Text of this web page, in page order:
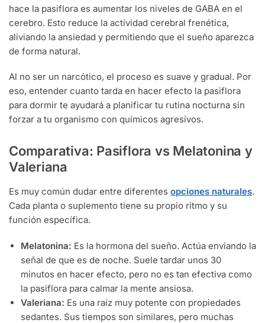
hace la pasiflora es aumentar los niveles de GABA en el
cerebro. Esto reduce la actividad cerebral frenética,
aliviando la ansiedad y permitiendo que el sueño aparezca
de forma natural.
Al no ser un narcótico, el proceso es suave y gradual. Por
eso, entender cuanto tarda en hacer efecto la pasiflora
para dormir te ayudará a planificar tu rutina nocturna sin
forzar a tu organismo con químicos agresivos.
Comparativa: Pasiflora vs Melatonina y
Valeriana
Es muy común dudar entre diferentes opciones naturales.
Cada planta o suplemento tiene su propio ritmo y su
función específica.
Melatonina: Es la hormona del sueño. Actúa enviando la
señal de que es de noche. Suele tardar unos 30
minutos en hacer efecto, pero no es tan efectiva como
la pasiflora para calmar la mente ansiosa.
Valeriana: Es una raíz muy potente con propiedades
sedantes. Sus tiempos son similares, pero muchas